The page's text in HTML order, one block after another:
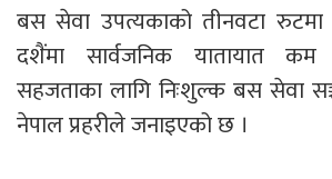
बस सेवा उपत्यकाको तीनवटा
दशैंमा सार्वजनिक यातायात कम
सहजताका लागि निःशुल्क बस सेवा
नेपाल प्रहरीले जनाइएको छ ।